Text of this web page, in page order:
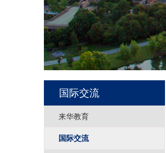
国际交流
来华教育
国际交流